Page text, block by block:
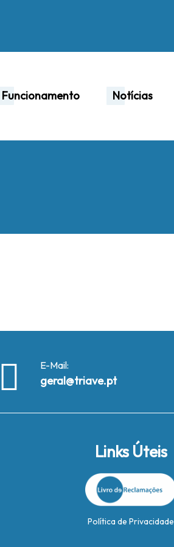
Funcionamento Notícias
E-Mail:
geral@triave.pt
Links Úteis
Política de Privacidade